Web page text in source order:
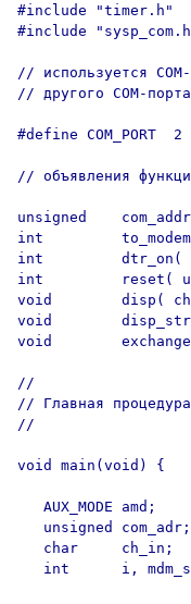
#include "timer.h"
#include
// используется
// другого COM-
#define COM_PORT  2
// объявления
unsigned
int
int         dtr_on(
int         reset(
void        disp(
void
void
//
// Главная процедура
//
void main(void) {
   AUX_MODE amd;
   unsigned com_adr;
   char     ch_in;
int      i,